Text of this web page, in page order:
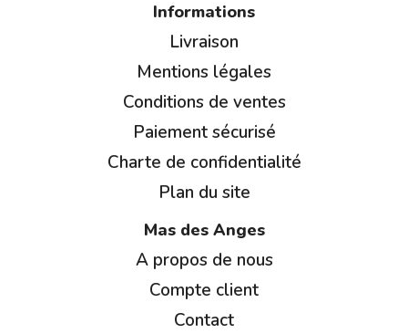
Informations
Livraison
Mentions légales
Conditions de ventes
Paiement sécurisé
Charte de confidentialité
Plan du site
Mas des Anges
A propos de nous
Compte client
Contact